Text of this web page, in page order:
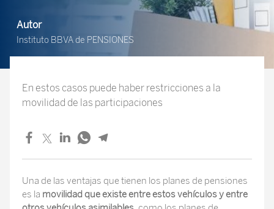
Autor
Instituto BBVA de PENSIONES
En estos casos puede haber restricciones a la
movilidad de las participaciones
Una de las ventajas que tienen los planes de pensiones
es la movilidad que existe entre estos vehículos y entre